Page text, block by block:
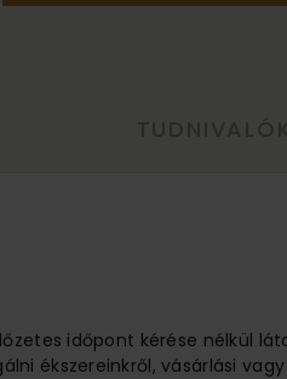
időpont kérése nélkül
ékszereinkről, vásárlási